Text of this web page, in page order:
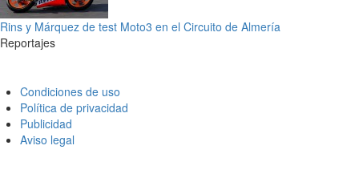
Rins y Márquez de test Moto3 en el Circuito de Almería
Reportajes
Condiciones de uso
Política de privacidad
Publicidad
Aviso legal